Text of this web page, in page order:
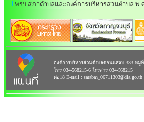
พรบ.สภาตำบลและองค์การบริหารส่วนตำบล พ.
องค์การบริหารส่วนตำบลดอนแสลบ 333 หมู่
โทร 034-568215-6 โทรสาร 034-568215
ต่อ18 E-mail : saraban_06711303@dla.go.th